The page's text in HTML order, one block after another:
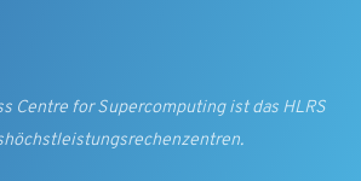
Centre for Supercomputing ist das HLRS